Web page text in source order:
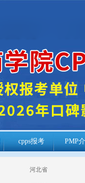
cpps报考 PMP
河北省